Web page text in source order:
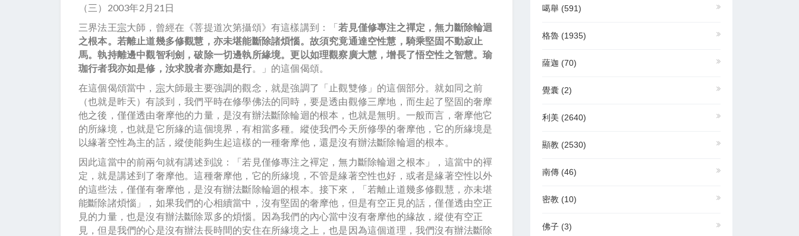
（三）2003年2月21日
三界法王宗大師，曾經在《菩提道次第攝頌》有這樣講到：「若見僅修專注之禪定，無力斷除輪迴
之根本。若離止道幾多修觀慧，亦未堪能斷除諸煩惱。故須究竟通達空性慧，騎乘堅固不動寂止
馬。執持離邊中觀智利劍，破除一切邊執所緣境。更以如理觀察廣大慧，增長了悟空性之智慧。瑜
珈行者我亦如是修，汝求脫者亦應如是行。」的這個偈頌。
在這個偈頌當中， 宗大師最主要強調的觀念，就是強調了「止觀雙修」的這個部分。就如同之前
（也就是昨天）有談到，我們平時在修學佛法的同時，要是透由觀修三摩地，而生起了堅固的奢摩
他之後，僅僅透由奢摩他的力量，是沒有辦法斷除輪迴的根本，也就是無明。一般而言，奢摩他它
的所緣境，也就是它所緣的這個境界，有相當多種。縱使我們今天所修學的奢摩他，它的所緣境是
以緣著空性為主的話，縱使能夠生起這樣的一種奢摩他，還是沒有辦法斷除輪迴的根本。
因此這當中的前兩句就有講述到說：「若見僅修專注之襌定，無力斷除輪迴之根本」，這當中的襌
定，就是講述到了奢摩他。這種奢摩他，它的所緣境，不管是緣著空性也好，或者是緣著空性以外
的這些法，僅僅有奢摩他，是沒有辦法斷除輪迴的根本。接下來，「若離止道幾多修觀慧，亦未堪
能斷除諸煩惱」，如果我們的心相續當中，沒有堅固的奢摩他，但是有空正見的話，僅僅透由空正
見的力量，也是沒有辦法斷除眾多的煩惱。因為我們的內心當中沒有奢摩他的緣故，縱使有空正
見，但是我們的心是沒有辦法長時間的安住在所緣境之上，也是因為這個道理，我們沒有辦法斷除
噶舉 (591)
格魯 (1935)
薩迦 (70)
覺囊 (2)
利美 (2640)
顯教 (2530)
南傳 (46)
密教 (10)
佛子 (3)